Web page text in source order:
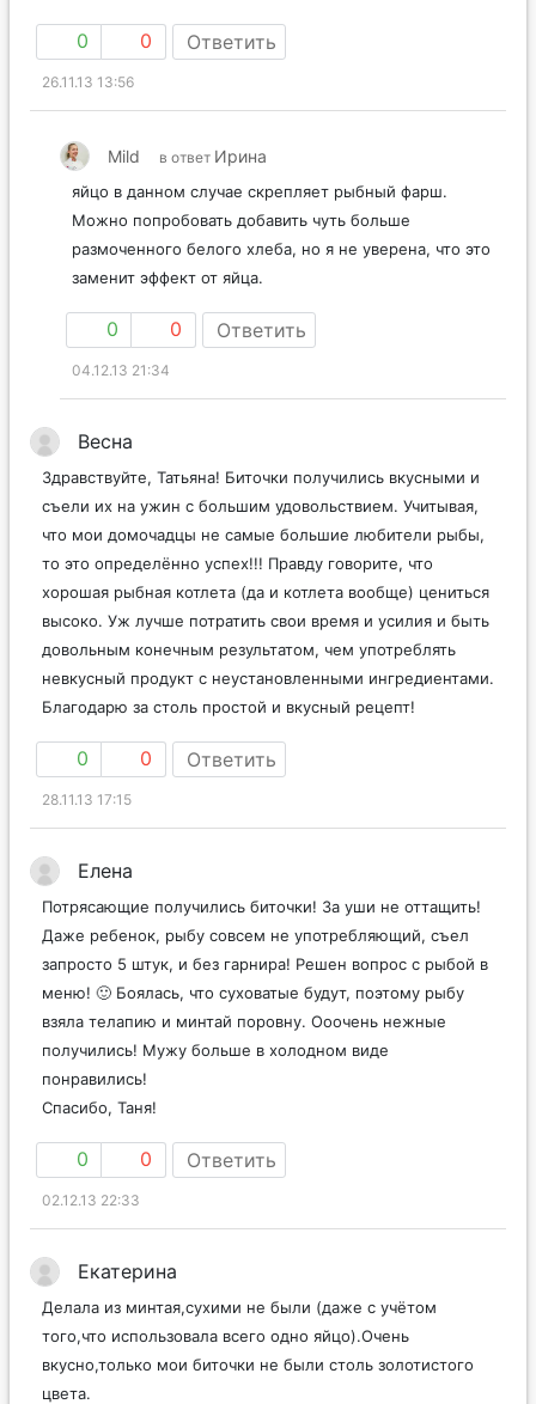
0 0 Ответить
26.11.13 13:56
Mild в ответ Ирина
яйцо в данном случае скрепляет рыбный фарш.
Можно попробовать добавить чуть больше
размоченного белого хлеба, но я не уверена, что это
заменит эффект от яйца.
0 0 Ответить
04.12.13 21:34
Весна
Здравствуйте, Татьяна! Биточки получились вкусными и
съели их на ужин с большим удовольствием. Учитывая,
что мои домочадцы не самые большие любители рыбы,
то это определённо успех!!! Правду говорите, что
хорошая рыбная котлета (да и котлета вообще) цениться
высоко. Уж лучше потратить свои время и усилия и быть
довольным конечным результатом, чем употреблять
невкусный продукт с неустановленными ингредиентами.
Благодарю за столь простой и вкусный рецепт!
0 0 Ответить
28.11.13 17:15
Елена
Потрясающие получились биточки! За уши не оттащить!
Даже ребенок, рыбу совсем не употребляющий, съел
запросто 5 штук, и без гарнира! Решен вопрос с рыбой в
меню! 🙂 Боялась, что суховатые будут, поэтому рыбу
взяла телапию и минтай поровну. Ооочень нежные
получились! Мужу больше в холодном виде
понравились!
Спасибо, Таня!
0 0 Ответить
02.12.13 22:33
Екатерина
Делала из минтая,сухими не были (даже с учётом
того,что использовала всего одно яйцо).Очень
вкусно,только мои биточки не были столь золотистого
цвета.